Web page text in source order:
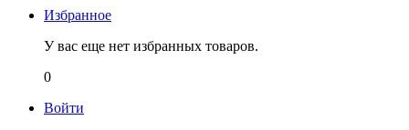
Избранное
У вас еще нет избранных товаров.
0
Войти